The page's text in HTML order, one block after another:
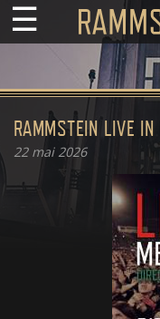
☰
RAMMSTEIN LIVE
22mai 2026